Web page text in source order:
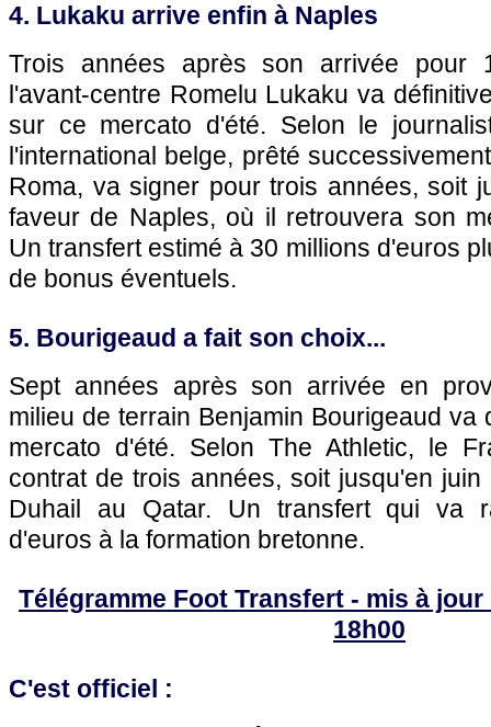
4. Lukaku arrive enfin à Naples
Trois années après son arrivée pour
l'avant-centre Romelu Lukaku va
sur ce mercato d'été. Selon le
l'international belge, prêté
Roma, va signer pour trois années, soit
faveur de Naples, où il retrouvera son
Un transfert estimé à 30 millions d'euros
de bonus éventuels.
5. Bourigeaud a fait son choix...
Sept années après son arrivée en
milieu de terrain Benjamin Bourigeaud va
mercato d'été. Selon The Athletic, le
contrat de trois années, soit jusqu'en
Duhail au Qatar. Un transfert qui va
d'euros à la formation bretonne.
Télégramme Foot Transfert - mis à
18h00
C'est officiel :